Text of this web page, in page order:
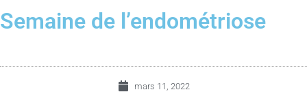
Semaine de l’endométriose
mars 11, 2022